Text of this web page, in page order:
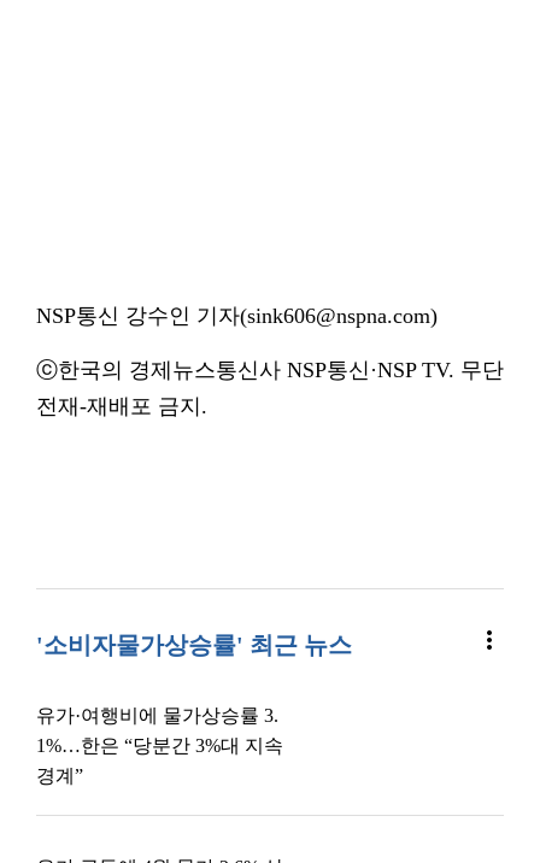
NSP통신 강수인 기자(sink606@nspna.com)
ⓒ한국의 경제뉴스통신사 NSP통신·NSP TV. 무단
전재-재배포 금지.
'소비자물가상승률' 최근 뉴스 more_vert
유가·여행비에 물가상승률 3.
1%…한은 “당분간 3%대 지속
경계”